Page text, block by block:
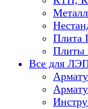
Плита
Плиты
Все для